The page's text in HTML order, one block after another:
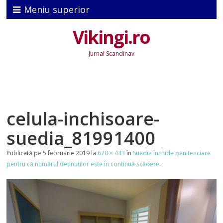
Meniu superior
Vikingi.ro
Jurnal Scandinav
celula-inchisoare-
suedia_81991400
Publicată pe5 februarie 2019 la 670 × 443în Suedia închide penitenciare
pentru că numărul deţinuţilor este în continuă scădere.